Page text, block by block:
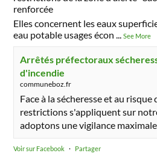
renforcée
Elles concernent les eaux
eau potable usages écon ...See More
Arrêtés préfectoraux
d'incendie
communeboz.fr
Face à la sécheresse et au
restrictions s'appliquent sur
adoptons une vigilance
Voir sur Facebook · Partager